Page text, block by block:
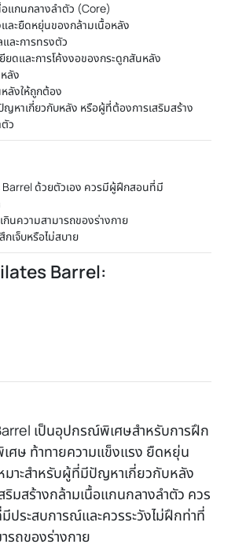
อแกนกลางลำตัว (Core)
ละยืดหยุ่นของกล้ามเนื้อหลัง
ละการทรงตัว
ยดและการโค้งงอของกระดูกสันหลัง
ลัง
ลังให้ถูกต้อง
ญหาเกี่ยวกับหลัง หรือผู้ที่ต้องการเสริมสร้าง
ว
Barrel ด้วยตัวเอง ควรมีผู้ฝึกสอนที่มี
กินความสามารถของร่างกาย
เจ็บหรือไม่สบาย
Barrel:
เป็นอุปกรณ์พิเศษสำหรับการฝึก
ศษ ท้าทายความแข็งแรง ยืดหยุ่น
มาะสำหรับผู้ที่มีปัญหาเกี่ยวกับหลัง
มสร้างกล้ามเนื้อแกนกลางลำตัว ควร
ระสบการณ์และควรระวังไม่ฝึกท่าที่
รถของร่างกาย